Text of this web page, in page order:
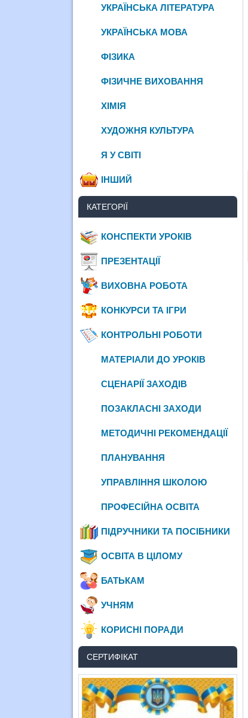
УКРАЇНСЬКА ЛІТЕРАТУРА
УКРАЇНСЬКА МОВА
ФІЗИКА
ФІЗИЧНЕ ВИХОВАННЯ
ХІМІЯ
ХУДОЖНЯ КУЛЬТУРА
Я У СВІТІ
ІНШИЙ
КАТЕГОРІЇ
КОНСПЕКТИ УРОКІВ
ПРЕЗЕНТАЦІЇ
ВИХОВНА РОБОТА
КОНКУРСИ ТА ІГРИ
КОНТРОЛЬНІ РОБОТИ
МАТЕРІАЛИ ДО УРОКІВ
СЦЕНАРІЇ ЗАХОДІВ
ПОЗАКЛАСНІ ЗАХОДИ
МЕТОДИЧНІ РЕКОМЕНДАЦІЇ
ПЛАНУВАННЯ
УПРАВЛІННЯ ШКОЛОЮ
ПРОФЕСІЙНА ОСВІТА
ПІДРУЧНИКИ ТА ПОСІБНИКИ
ОСВІТА В ЦІЛОМУ
БАТЬКАМ
УЧНЯМ
КОРИСНІ ПОРАДИ
СЕРТИФІКАТ